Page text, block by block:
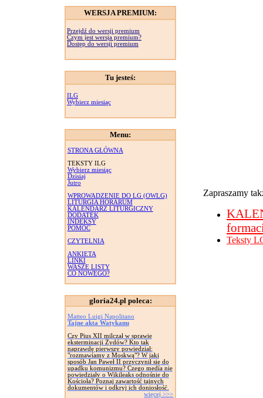
WERSJA PREMIUM:
Przejdź do wersji premium
Czym jest wersja premium?
Dostęp do wersji premium
Tu jesteś:
ILG
Wybierz miesiąc
Menu:
STRONA GŁÓWNA
TEKSTY ILG
Wybierz miesiąc
Dzisiaj
Jutro
WPROWADZENIE DO LG (OWLG)
LITURGIA HORARUM
KALENDARZ LITURGICZNY
DODATEK
INDEKSY
POMOC
CZYTELNIA
ANKIETA
LINKI
WASZE LISTY
CO NOWEGO?
gloria24.pl poleca:
Matteo Luigi Napolitano
Tajne akta Watykanu
Czy Pius XII milczał w sprawie
eksterminacji Żydów? Kto tak
naprawdę pierwszy powiedział:
"rozmawiamy z Moskwą"? W jaki
sposób Jan Paweł II przyczynił się do
upadku komunizmu? Czego media nie
powiedziały o Wikileaks odnośnie do
Kościoła? Poznaj zawartość tajnych
dokumentów i odkryj ich doniosłość.
więcej >>>
Zapraszamy
Teksty